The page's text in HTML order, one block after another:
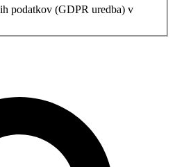
podatkov (GDPR uredba) v